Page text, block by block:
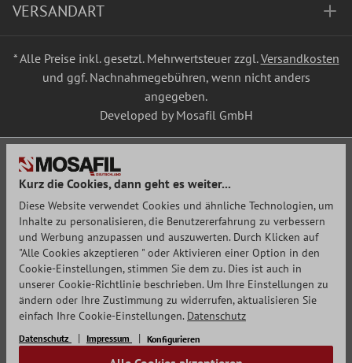
VERSANDART
* Alle Preise inkl. gesetzl. Mehrwertsteuer zzgl.Versandkosten
und ggf. Nachnahmegebühren, wenn nicht anders
angegeben.
Developed by Mosafil GmbH
Kurz die Cookies, dann geht es weiter...
Diese Website verwendet Cookies und ähnliche Technologien, um
Inhalte zu personalisieren, die Benutzererfahrung zu verbessern
und Werbung anzupassen und auszuwerten. Durch Klicken auf
"Alle Cookies akzeptieren " oder Aktivieren einer Option in den
Cookie-Einstellungen, stimmen Sie dem zu. Dies ist auch in
unserer Cookie-Richtlinie beschrieben. Um Ihre Einstellungen zu
ändern oder Ihre Zustimmung zu widerrufen, aktualisieren Sie
einfach Ihre Cookie-Einstellungen. Datenschutz
Datenschutz Impressum Konfigurieren